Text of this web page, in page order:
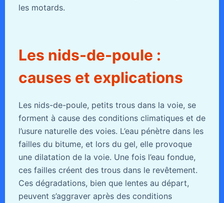
les motards.
Les nids-de-poule :
causes et explications
Les nids-de-poule, petits trous dans la voie, se
forment à cause des conditions climatiques et de
l’usure naturelle des voies. L’eau pénètre dans les
failles du bitume, et lors du gel, elle provoque
une dilatation de la voie. Une fois l’eau fondue,
ces failles créent des trous dans le revêtement.
Ces dégradations, bien que lentes au départ,
peuvent s’aggraver après des conditions